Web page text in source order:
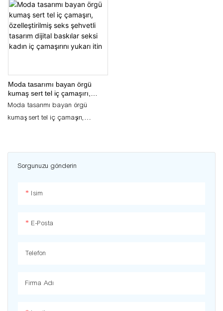
Sorgunuzu gönderin
Isim
E-Posta
Telefon
Firma Adı
Moda tasarımı bayan örgü
kumaş sert tel iç çamaşırı,
özelleştirilmiş seks şehvetli
tasarım dijital baskılar seksi
kadın iç çamaşırını yukarı itin
Moda tasarımı bayan örgü
kumaş sert tel iç çamaşırı,
çamaşırını yukarı itin